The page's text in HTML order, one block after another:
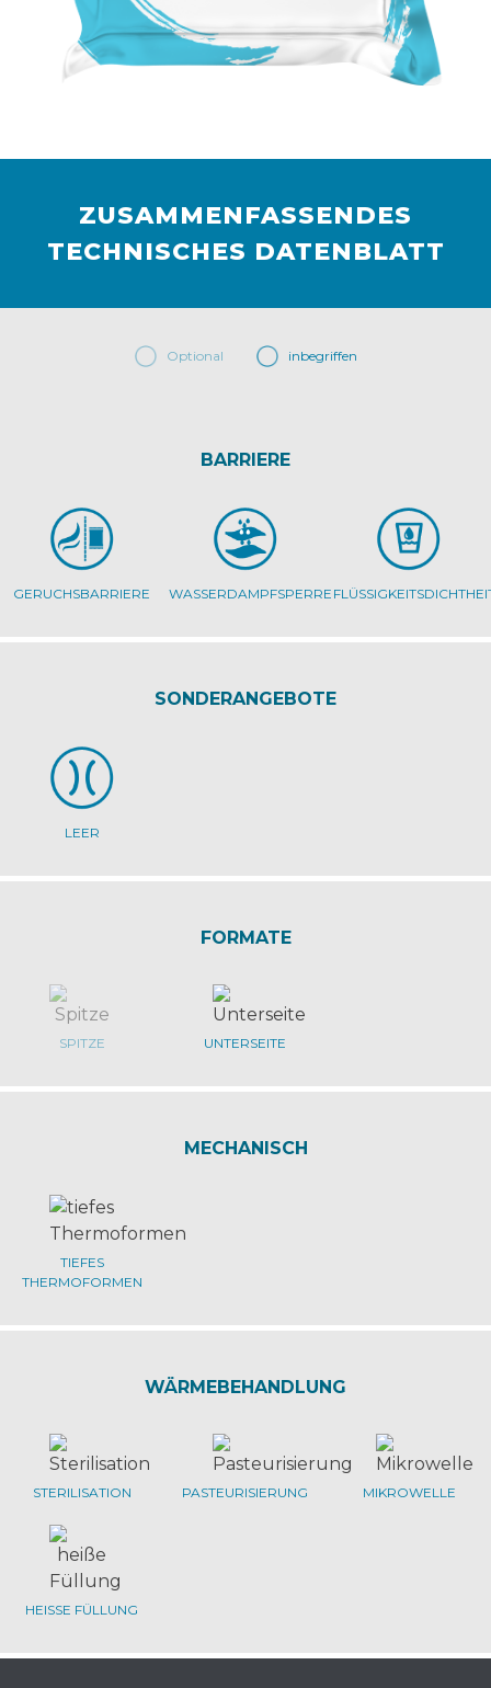
ZUSAMMENFASSENDES
TECHNISCHES DATENBLATT
Optional inbegriffen
BARRIERE
GERUCHSBARRIERE WASSERDAMPFSPERRE
SONDERANGEBOTE
LEER
FORMATE
SPITZE UNTERSEITE
MECHANISCH
TIEFES
THERMOFORMEN
WÄRMEBEHANDLUNG
STERILISATION PASTEURISIERUNG MIKROWELLE
HEISSE FÜLLUNG